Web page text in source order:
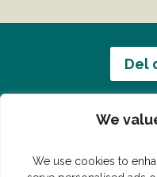
We
We use cookies to
Del
Har du en